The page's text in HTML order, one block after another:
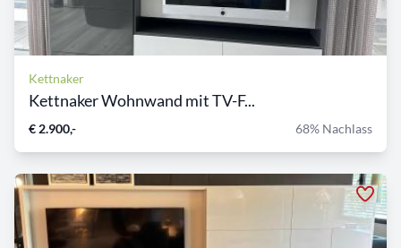
Kettnaker
Kettnaker Wohnwand mit TV-F...
€ 2.900,- 68% Nachlass